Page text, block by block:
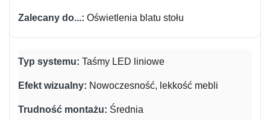
Oświetlenia blatu stołu
Taśmy LED liniowe
Nowoczesność, lekkość mebli
Średnia